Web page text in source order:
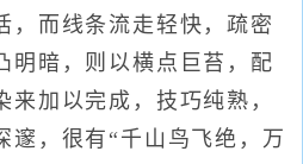
，而线条流走轻快，疏密
明暗，则以横点巨苔，配
加以完成，技巧纯熟，
邃，很有“千山鸟飞绝，万